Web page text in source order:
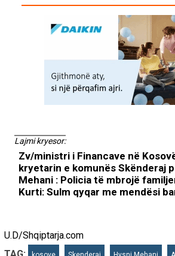
Lajmi kryesor:
Zv/ministri i Financave në
kryetarin e komunës Skënderaj
Mehani : Policia të mbrojë
Kurti: Sulm qyqar me mendësi
U.D/Shqiptarja.com